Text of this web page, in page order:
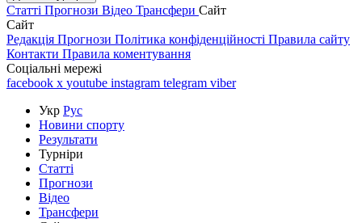
Статті Прогнози Відео Трансфери Сайт
Сайт
Редакція Прогнози Політика конфіденційності Правила сайту
Контакти Правила коментування
Соціальні мережі
facebook x youtube instagram telegram viber
Укр Рус
Новини спорту
Результати
Турніри
Статті
Прогнози
Відео
Трансфери